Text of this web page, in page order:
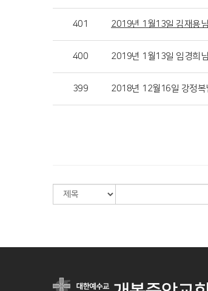
401 2019년 1월13일 김재용
400 2019년 1월13일 임경희
399 2018년 12월16일 강정복